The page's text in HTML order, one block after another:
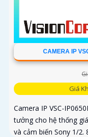
CAMERA IP
Giá
Camera IP VSC-
tưởng cho hệ thống
và cảm biến Sony 1/